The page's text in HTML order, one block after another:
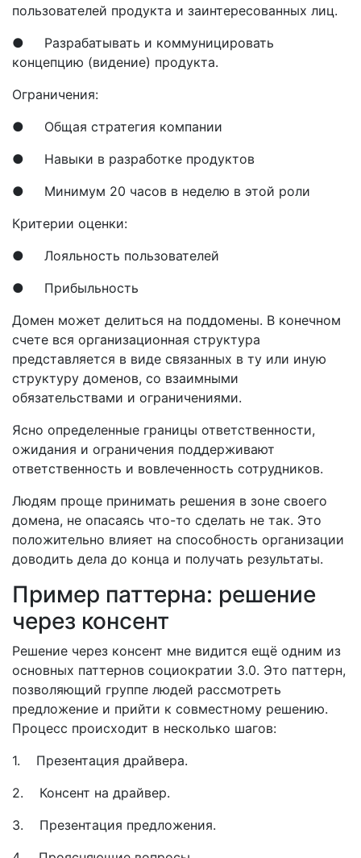
пользователей продукта и заинтересованных лиц.
● Разрабатывать и коммуницировать
концепцию (видение) продукта.
Ограничения:
● Общая стратегия компании
● Навыки в разработке продуктов
● Минимум 20 часов в неделю в этой роли
Критерии оценки:
● Лояльность пользователей
● Прибыльность
Домен может делиться на поддомены. В конечном
счете вся организационная структура
представляется в виде связанных в ту или иную
структуру доменов, со взаимными
обязательствами и ограничениями.
Ясно определенные границы ответственности,
ожидания и ограничения поддерживают
ответственность и вовлеченность сотрудников.
Людям проще принимать решения в зоне своего
домена, не опасаясь что-то сделать не так. Это
положительно влияет на способность организации
доводить дела до конца и получать результаты.
Пример паттерна: решение
через консент
Решение через консент мне видится ещё одним из
основных паттернов социократии 3.0. Это паттерн,
позволяющий группе людей рассмотреть
предложение и прийти к совместному решению.
Процесс происходит в несколько шагов:
1. Презентация драйвера.
2. Консент на драйвер.
3. Презентация предложения.